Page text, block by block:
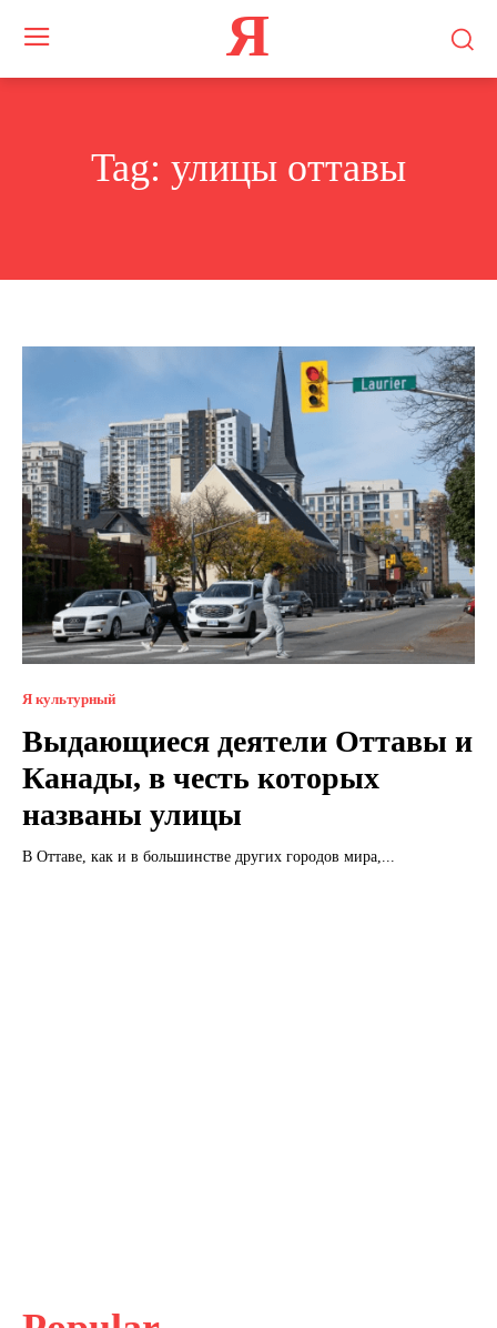
Я
Tag: улицы оттавы
Я культурный
Выдающиеся деятели Оттавы и
Канады, в честь которых
названы улицы
В Оттаве, как и в большинстве других городов мира,...